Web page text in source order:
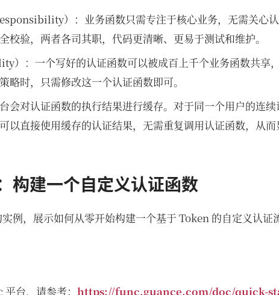
）：业务函数只需专注于核心业务，无需关心
校验，两者各司其职，代码更清晰、更易于测试和维护。
）：一个写好的认证函数可以被成百上千个业务函数共享
略时，只需修改这一个认证函数即可。
会对认证函数的执行结果进行缓存。对于同一个用户的连
以直接使用缓存的认证结果，无需重复调用认证函数，从而
构建一个自定义认证函数
例，展示如何从零开始构建一个基于 Token 的自定义认证
台，请参考： https://func.guance.com/doc/quick-